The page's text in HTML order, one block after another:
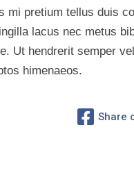
mi pretium tellus duis
lacus nec metus
Ut hendrerit semper
himenaeos.
Share